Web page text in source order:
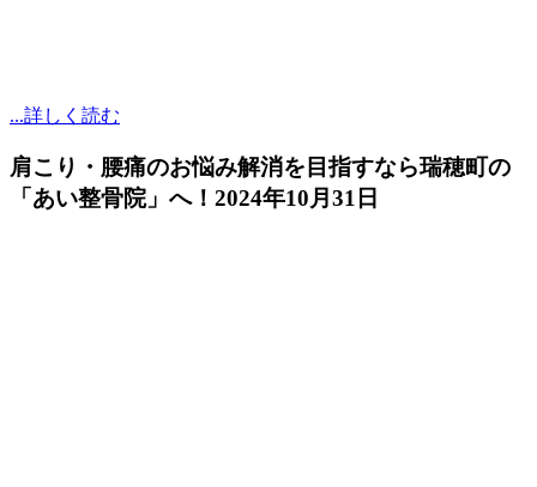
...詳しく読む
肩こり・腰痛のお悩み解消を目指すなら瑞穂町の
「あい整骨院」へ！ 2024年10月31日